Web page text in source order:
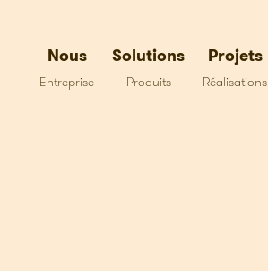
Nous
Entreprise
Solutions
Produits
Projets
Réalisations